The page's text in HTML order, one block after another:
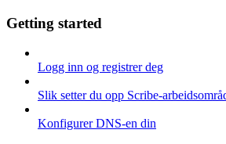
Getting started
Logg inn og registrer deg
Slik setter du opp Scribe-
Konfigurer DNS-en din